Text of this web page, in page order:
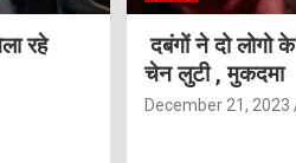
रहे
दबंगों ने दो लोगो
चेन लुटी , मुकदमा
December 21, 2023